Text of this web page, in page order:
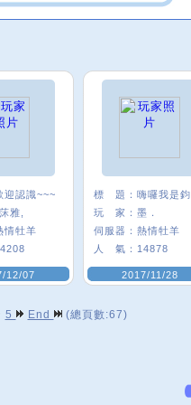
迎認識~~~
雅,
情牡羊
12/07
標 題：
玩 家： 墨．
伺服器： 熱情牡羊
人 氣： 14878
2017/11/28
5 End (總頁數:67)